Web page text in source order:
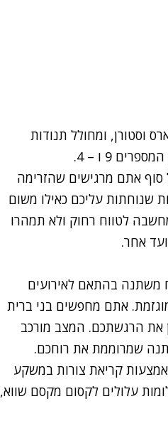
וסטורן, ומחולל תנודות
9 ו – 4.
סוף אתם מרגישים שהזרימה
שנוחתות עליכם כאילו משום
לטווח רחוק ולא תמהרו
אחר.
משתנה בהתאם לאירועים
אתם מחפשים בני ברית
את הרגשתכם. המצב מורכב
שמרוממת את רוחכם.
קריאת צורות במשקע
עלולים לקסום מקסם שווא,